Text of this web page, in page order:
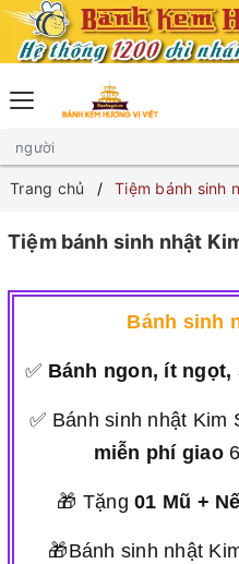
Trang chủ Tiệm bánh sinh
Tiệm bánh sinh nhật
Bánh sinh
✅ Bánh ngon, ít ngọt,
✅ Bánh sinh nhật Kim
miễn phí giao
🎁 Tặng01 Mũ +
🎁Bánh sinh nhật